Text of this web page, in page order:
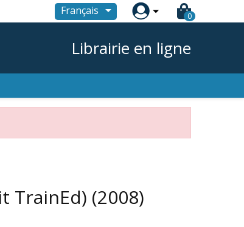
Français  0
Librairie en ligne
TrainEd) (2008)